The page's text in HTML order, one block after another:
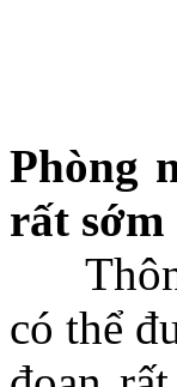
Phòng
rất sớm
có thể